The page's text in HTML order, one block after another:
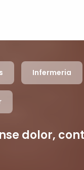
Infermeria
dolor,